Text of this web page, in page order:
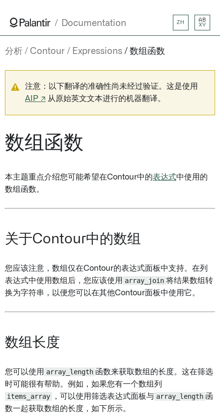
Documentation ZH
AB
XY
分析 Contour Expressions 数组函数
注意：以下翻译的准确性尚未经过验证。这是使用
AIP ↗ 从原始英文文本进行的机器翻译。
数组函数
本主题重点介绍您可能希望在Contour中的表达式中使用的
数组函数。
关于Contour中的数组
您应该注意，数组仅在Contour的表达式面板中支持。在列
表达式中使用数组后，您应该使用 array_join 将结果数组转
换为字符串，以便您可以在其他Contour面板中使用它。
数组长度
您可以使用 array_length 函数来获取数组的长度。这在筛选
时可能很有帮助。例如，如果您有一个数组列
items_array
，可以使用筛选表达式面板与 array_length 函
数一起获取数组的长度，如下所示。